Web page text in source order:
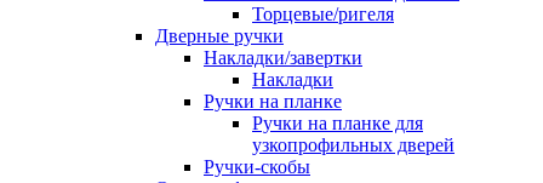
Торцевые/ригеля
Дверные ручки
Накладки/завертки
Накладки
Ручки на планке
Ручки на планке для
узкопрофильных дверей
Ручки-скобы